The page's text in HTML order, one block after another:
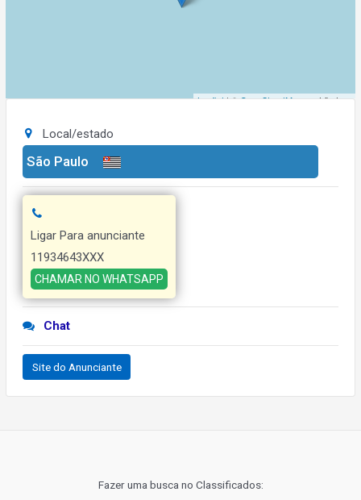
Leaflet| ©OpenStreetMapcontributors
Local/estado
São Paulo
Ligar Para anunciante
11934643XXX
CHAMAR NO WHATSAPP
Chat
Site do Anunciante
Fazer uma busca no Classificados: